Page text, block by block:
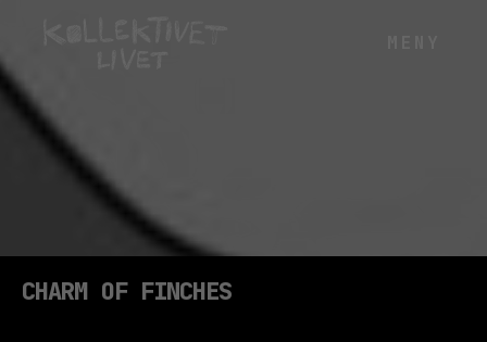
CHARM OF FINCHES